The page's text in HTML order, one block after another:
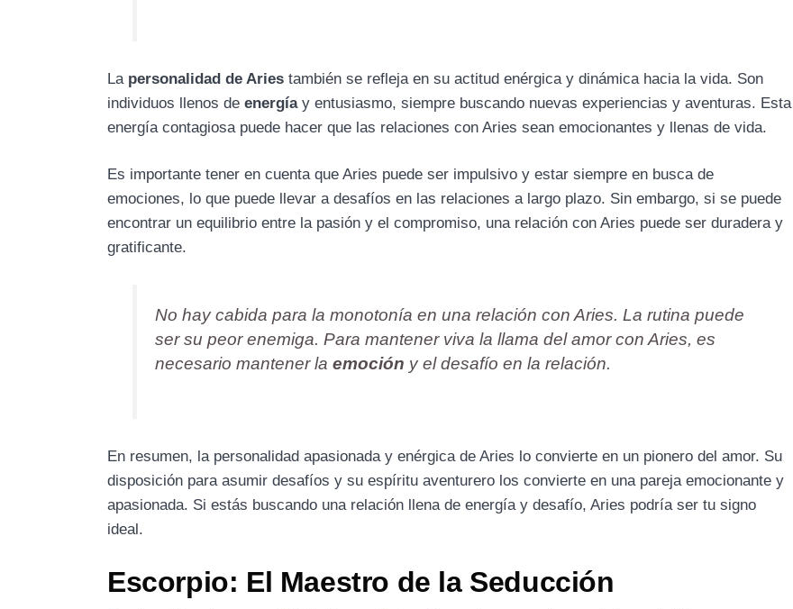
La personalidad de Aries también se refleja en su actitud enérgica y dinámica hacia la vida. Son
individuos llenos deenergíay entusiasmo, siempre buscando nuevas experiencias y aventuras. Esta
energía contagiosa puede hacer que las relaciones con Aries sean emocionantes y llenas de vida.
Es importante tener en cuenta que Aries puede ser impulsivo y estar siempre en busca de
emociones, lo que puede llevar a desafíos en las relaciones a largo plazo. Sin embargo, si se puede
encontrar un equilibrio entre la pasión y el compromiso, una relación con Aries puede ser duradera y
gratificante.
No hay cabida para la monotonía en una relación con Aries. La rutina puede
ser su peor enemiga. Para mantener viva la llama del amor con Aries, es
necesario mantener laemoción y el desafío en la relación.
En resumen, la personalidad apasionada y enérgica de Aries lo convierte en un pionero del amor. Su
disposición para asumir desafíos y su espíritu aventurero los convierte en una pareja emocionante y
apasionada. Si estás buscando una relación llena de energía y desafío, Aries podría ser tu signo
ideal.
Escorpio: El Maestro de la Seducción